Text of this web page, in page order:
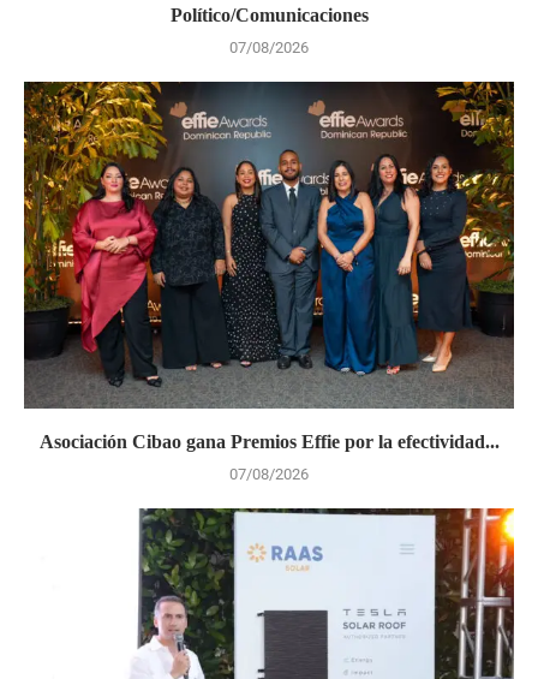
Político/Comunicaciones
07/08/2026
Asociación Cibao gana Premios Effie por la efectividad...
07/08/2026